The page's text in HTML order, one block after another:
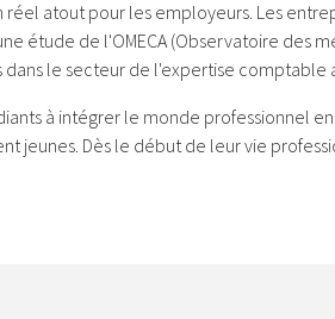
atout pour les employeurs. Les
étude de l'OMECA (Observatoire
le secteur de l'expertise
à intégrer le monde professionnel
jeunes. Dès le début de leur vie